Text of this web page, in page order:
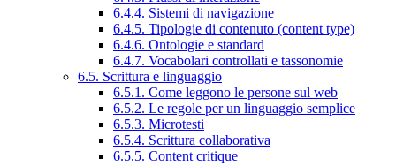
6.4.4. Sistemi di navigazione
6.4.5. Tipologie di contenuto (content type)
6.4.6. Ontologie e standard
6.4.7. Vocabolari controllati e tassonomie
6.5. Scrittura e linguaggio
6.5.1. Come leggono le persone sul web
6.5.2. Le regole per un linguaggio semplice
6.5.3. Microtesti
6.5.4. Scrittura collaborativa
6.5.5. Content critique